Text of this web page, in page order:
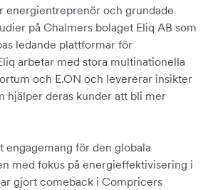
energientreprenör och grundade
på Chalmers bolaget Eliq AB som
ledande plattformar för
arbetar med stora multinationella
och E.ON och levererar insikter
hjälper deras kunder att bli mer
engagemang för den globala
med fokus på energieffektivisering i
gjort comeback i Compricers